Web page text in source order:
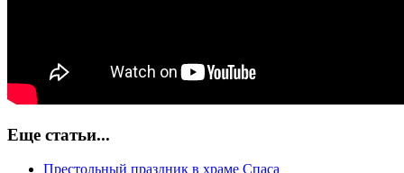
Еще статьи...
Престольный праздник в храме Спаса